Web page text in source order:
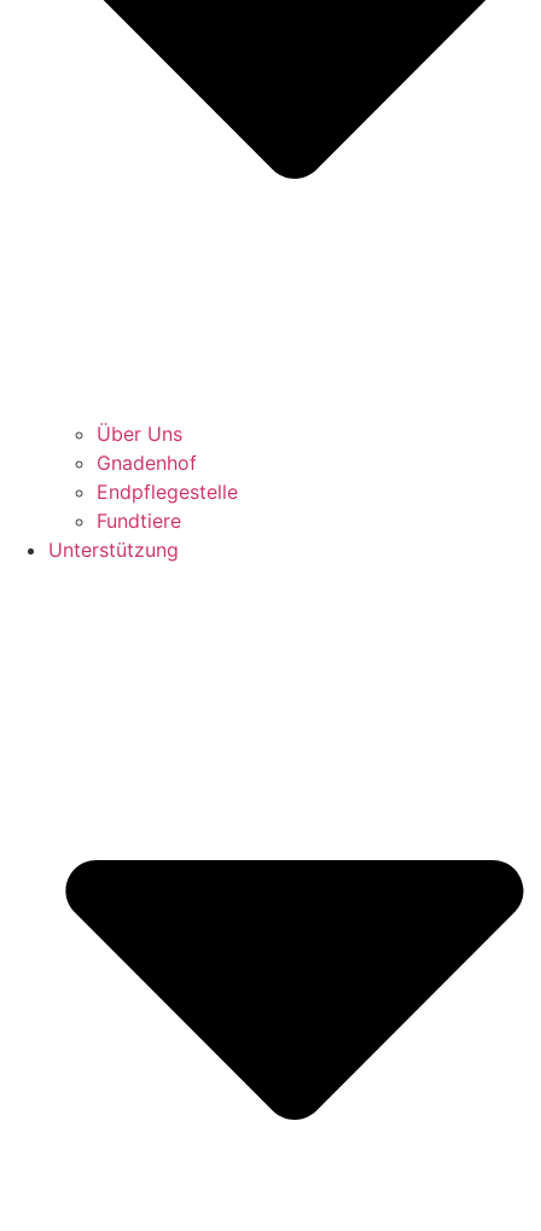
Über Uns
Gnadenhof
Endpflegestelle
Fundtiere
Unterstützung